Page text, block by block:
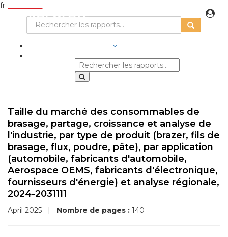
fr
Taille du marché des consommables de
brasage, partage, croissance et analyse de
l'industrie, par type de produit (brazer, fils de
brasage, flux, poudre, pâte), par application
(automobile, fabricants d'automobile,
Aerospace OEMS, fabricants d'électronique,
fournisseurs d'énergie) et analyse régionale,
2024-2031111
April 2025 | Nombre de pages : 140